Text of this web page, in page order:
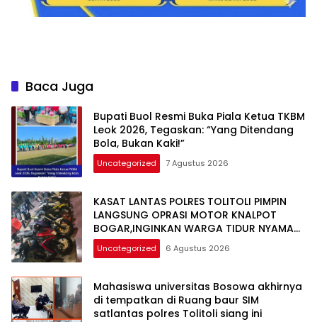
Baca Juga
Bupati Buol Resmi Buka Piala Ketua TKBM
Leok 2026, Tegaskan: “Yang Ditendang
Bola, Bukan Kaki!”
Uncategorized 7 Agustus 2026
KASAT LANTAS POLRES TOLITOLI PIMPIN
LANGSUNG OPRASI MOTOR KNALPOT
BOGAR,INGINKAN WARGA TIDUR NYAMAN
DI MALAM HARI
Uncategorized 6 Agustus 2026
Mahasiswa universitas Bosowa akhirnya
di tempatkan di Ruang baur SIM
satlantas polres Tolitoli siang ini